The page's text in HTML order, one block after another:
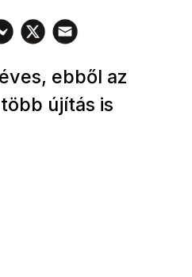
ebből az
újítás is